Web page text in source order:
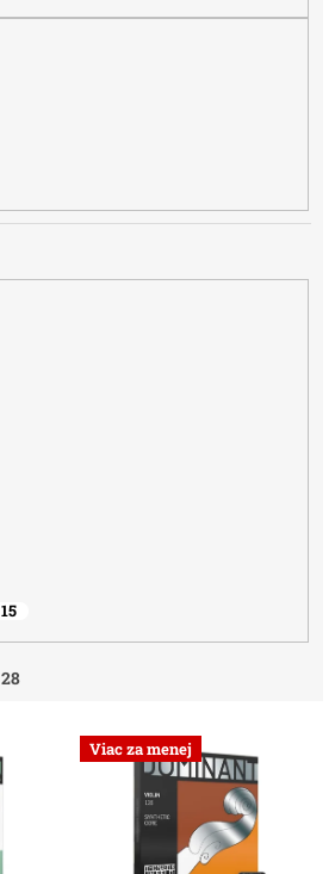
15
28
Viac za menej